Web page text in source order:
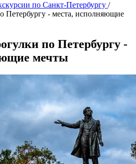
по Санкт-Петербургу /
Петербургу - места, исполняющие
по Петербургу -
мечты